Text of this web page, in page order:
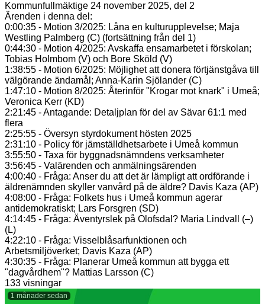
Kommunfullmäktige 24 november 2025, del 2
Ärenden i denna del:
0:00:35 - Motion 3/2025: Låna en kulturupplevelse; Maja
Westling Palmberg (C) (fortsättning från del 1)
0:44:30 - Motion 4/2025: Avskaffa ensamarbetet i förskolan;
Tobias Holmbom (V) och Bore Sköld (V)
1:38:55 - Motion 6/2025: Möjlighet att donera förtjänstgåva till
välgörande ändamål; Anna-Karin Sjölander (C)
1:47:10 - Motion 8/2025: Återinför "Krogar mot knark" i Umeå;
Veronica Kerr (KD)
2:21:45 - Antagande: Detaljplan för del av Sävar 61:1 med
flera
2:25:55 - Översyn styrdokument hösten 2025
2:31:10 - Policy för jämställdhetsarbete i Umeå kommun
3:55:50 - Taxa för byggnadsnämndens verksamheter
3:56:45 - Valärenden och anmälningsärenden
4:00:40 - Fråga: Anser du att det är lämpligt att ordförande i
äldrenämnden skyller vanvård på de äldre? Davis Kaza (AP)
4:08:00 - Fråga: Folkets hus i Umeå kommun agerar
antidemokratiskt; Lars Forsgren (SD)
4:14:45 - Fråga: Äventyrslek på Olofsdal? Maria Lindvall (–)
(L)
4:22:10 - Fråga: Visselblåsarfunktionen och
Arbetsmiljöverket; Davis Kaza (AP)
4:30:35 - Fråga: Planerar Umeå kommun att bygga ett
"dagvårdhem"? Mattias Larsson (C)
133 visningar
1 månader sedan